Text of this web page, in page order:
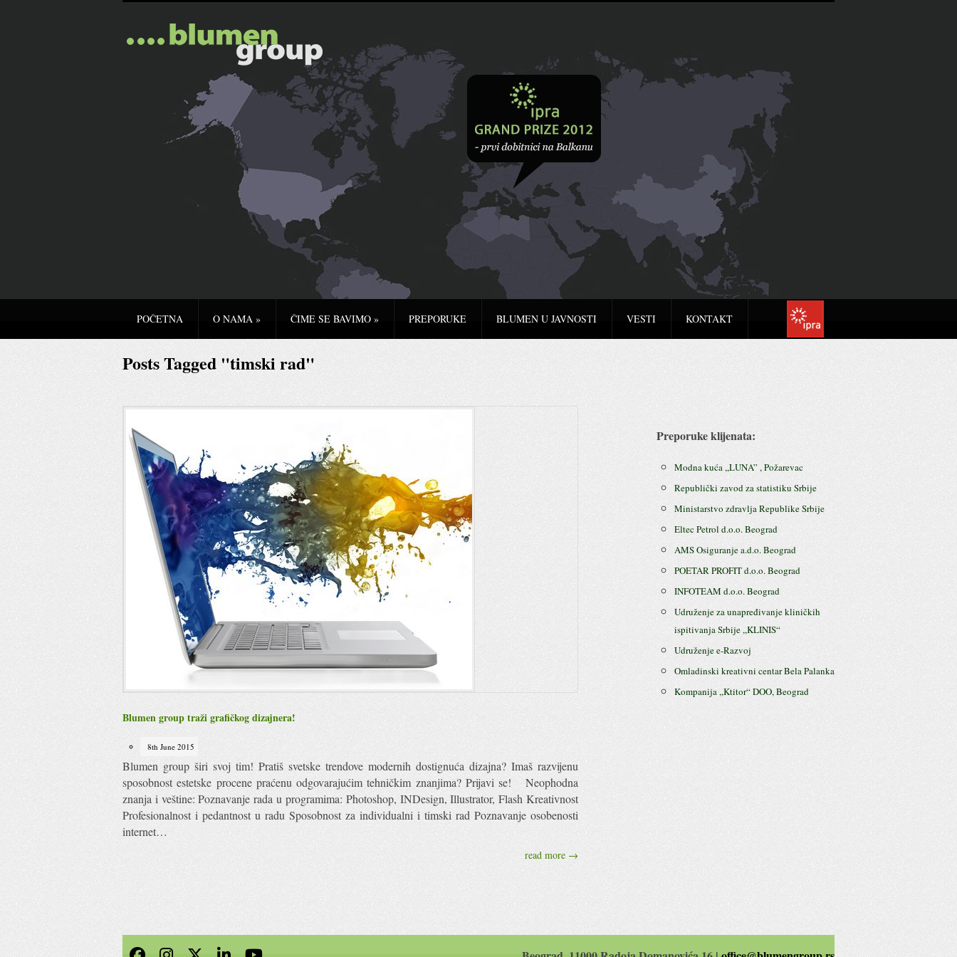
POČETNA O NAMA » ČIME SE BAVIMO » PREPORUKE BLUMEN U JAVNOSTI VESTI KONTAKT
Posts Tagged "timski rad"
Blumen group traži grafičkog dizajnera!
8th June 2015
Blumen group širi svoj tim! Pratiš svetske trendove modernih dostignuća dizajna? Imaš razvijenu
sposobnost estetske procene praćenu odgovarajućim tehničkim znanjima? Prijavi se! Neophodna
znanja i veštine: Poznavanje rada u programima: Photoshop, INDesign, Illustrator, Flash Kreativnost
Profesionalnost i pedantnost u radu Sposobnost za individualni i timski rad Poznavanje osobenosti
internet…
read more →
Preporuke klijenata:
Modna kuća ,,LUNA” , Požarevac
Republički zavod za statistiku Srbije
Ministarstvo zdravlja Republike Srbije
Eltec Petrol d.o.o. Beograd
AMS Osiguranje a.d.o. Beograd
POETAR PROFIT d.o.o. Beograd
INFOTEAM d.o.o. Beograd
Udruženje za unapređivanje kliničkih
ispitivanja Srbije ,,KLINIS“
Udruženje e-Razvoj
Omladinski kreativni centar Bela Palanka
Kompanija ,,Ktitor“ DOO, Beograd